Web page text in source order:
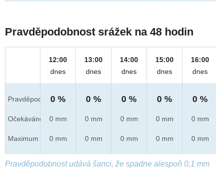
Pravděpodobnost srážek na 48 hodin
Pravděpod.
Očekáváno
Maximum
12:00
dnes
0 %
0 mm
0 mm
13:00
dnes
0 %
0 mm
0 mm
14:00
dnes
0 %
0 mm
0 mm
15:00
dnes
0 %
0 mm
0 mm
16:00
dnes
0 %
0 mm
0 mm
Pravděpodobnost udává šanci, že spadne alespoň 0,1 mm